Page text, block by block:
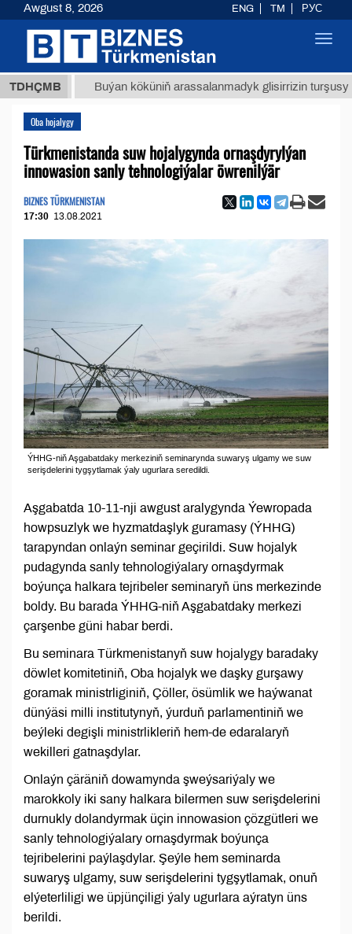
TDHÇMBBuýan köküniň arassalanmadyk glisirrizin turşusy (t.)
Oba hojalygy
Türkmenistanda suw hojalygynda ornaşdyrylýan
innowasion sanly tehnologiýalar öwrenilýär
BIZNES TÜRKMENISTAN
17:30 13.08.2021
ÝHHG-niň Aşgabatdaky merkeziniň seminarynda suwaryş ulgamy we suw
serişdelerini tygşytlamak ýaly ugurlara seredildi.
Aşgabatda 10-11-nji awgust aralygynda Ýewropada
howpsuzlyk we hyzmatdaşlyk guramasy (ÝHHG)
tarapyndan onlaýn seminar geçirildi. Suw hojalyk
pudagynda sanly tehnologiýalary ornaşdyrmak
boýunça halkara tejribeler seminaryň üns merkezinde
boldy. Bu barada ÝHHG-niň Aşgabatdaky merkezi
çarşenbe güni habar berdi.
Bu seminara Türkmenistanyň suw hojalygy baradaky
döwlet komitetiniň, Oba hojalyk we daşky gurşawy
goramak ministrliginiň, Çöller, ösümlik we haýwanat
dünýäsi milli institutynyň, ýurduň parlamentiniň we
beýleki degişli ministrlikleriň hem-de edaralaryň
wekilleri gatnaşdylar.
Onlaýn çäräniň dowamynda şweýsariýaly we
marokkoly iki sany halkara bilermen suw serişdelerini
durnukly dolandyrmak üçin innowasion çözgütleri we
sanly tehnologiýalary ornaşdyrmak boýunça
tejribelerini paýlaşdylar. Şeýle hem seminarda
suwaryş ulgamy, suw serişdelerini tygşytlamak, onuň
elýeterliligi we üpjünçiligi ýaly ugurlara aýratyn üns
berildi.
Awgust 8, 2026 ENG TM РУС